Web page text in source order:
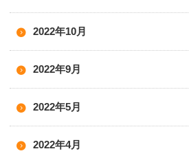
2022年10月
2022年9月
2022年5月
2022年4月